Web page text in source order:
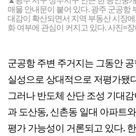
매물 안내문이 붙어 있다. 광주 군공항
대감이 확산되면서 지역 부동산 시장
화 여부에 관심이 커지고 있다. 사진=
군공항 주변 주거지는 그동안
실성으로 상대적으로 저평가됐
그러나 반도체 산단 조성 기대
과 도산동, 신촌동 일대 아파트
평가 가능성이 거론되고 있다.